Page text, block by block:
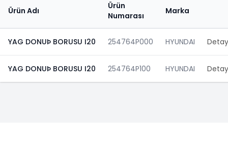
Ürün Adı
Ürün
Numarası
Marka
YAG DONUÞ BORUSU I20 254764P000 HYUNDAI
YAG DONUÞ BORUSU I20 254764P100 HYUNDAI